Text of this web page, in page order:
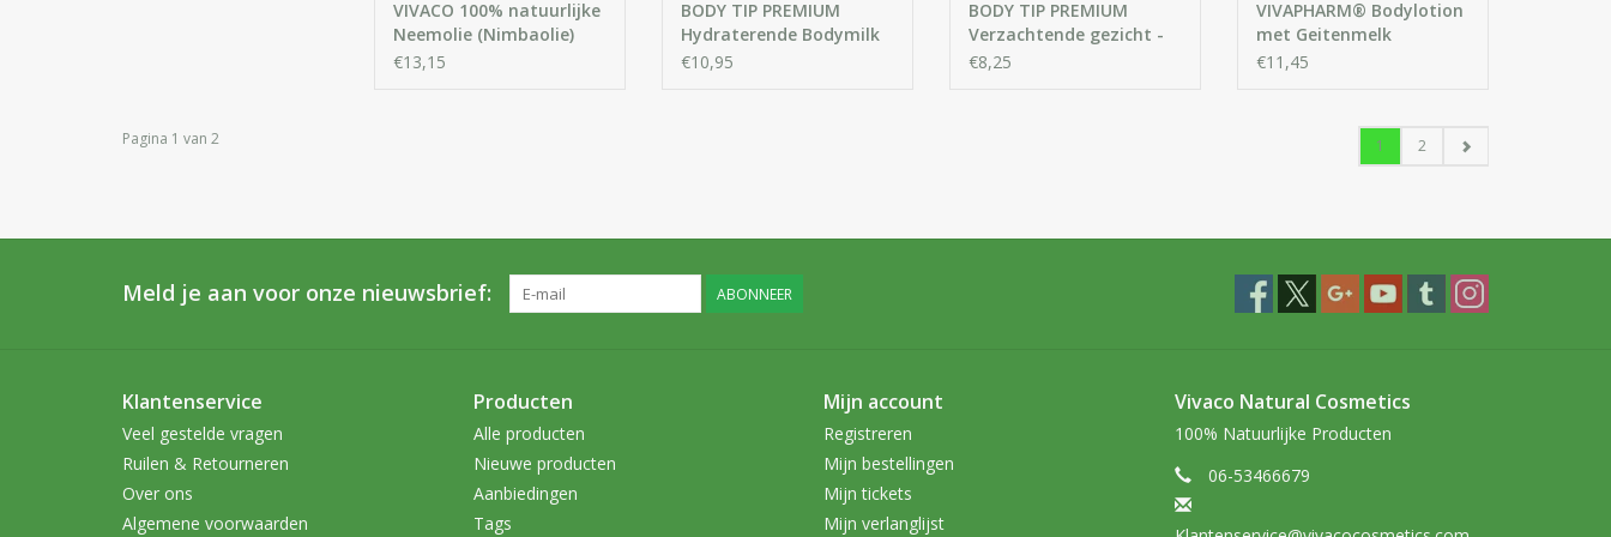
VIVACO 100% natuurlijke
Neemolie (Nimbaolie)
€13,15
BODY TIP PREMIUM
Hydraterende Bodymilk
met Lavendelolie
€10,95
BODY TIP PREMIUM
Verzachtende gezicht -
en Bodycrème met
€8,25
VIVAPHARM® Bodylotion
met Geitenmelk
€11,45
Pagina 1 van 2 1 2
Meld je aan voor onze nieuwsbrief: ABONNEER
Klantenservice
Veel gestelde vragen
Ruilen & Retourneren
Over ons
Algemene voorwaarden
Producten
Alle producten
Nieuwe producten
Aanbiedingen
Tags
Mijn account
Registreren
Mijn bestellingen
Mijn tickets
Mijn verlanglijst
Vivaco Natural Cosmetics
100% Natuurlijke Producten
06-53466679